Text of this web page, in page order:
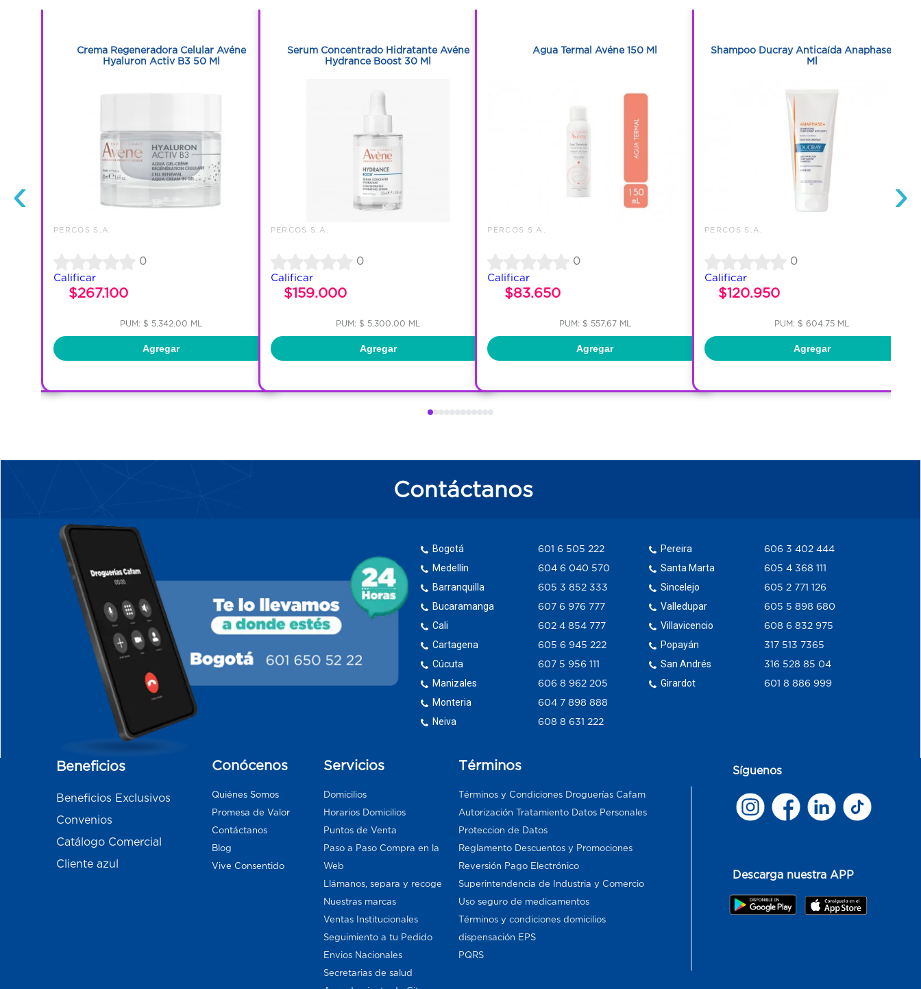
‹
Crema Regeneradora Celular Avéne
Hyaluron Activ B3 50 Ml
PERCOS S.A.
0
Calificar
$267.100
PUM: $ 5,342.00 ML
Agregar
Serum Concentrado Hidratante Avéne
Hydrance Boost 30 Ml
PERCOS S.A.
0
Calificar
$159.000
PUM: $ 5,300.00 ML
Agregar
Agua Termal Avéne 150 Ml
PERCOS S.A.
0
Calificar
$83.650
PUM: $ 557.67 ML
Agregar
Shampoo Ducray Anticaída Anaphase 200
Ml
PERCOS S.A.
0
Calificar
$120.950
PUM: $ 604.75 ML
Agregar
›
Contáctanos
Bogotá
Medellín
Barranquilla
Bucaramanga
Cali
Cartagena
Cúcuta
Manizales
Monteria
Neiva
601 6 505 222
604 6 040 570
605 3 852 333
607 6 976 777
602 4 854 777
605 6 945 222
607 5 956 111
606 8 962 205
604 7 898 888
608 8 631 222
Pereira
Santa Marta
Sincelejo
Valledupar
Villavicencio
Popayán
San Andrés
Girardot
606 3 402 444
605 4 368 111
605 2 771 126
605 5 898 680
608 6 832 975
317 513 7365
316 528 85 04
601 8 886 999
Beneficios
Beneficios Exclusivos
Convenios
Catálogo Comercial
Cliente azul
Conócenos
Quiénes Somos
Promesa de Valor
Contáctanos
Blog
Vive Consentido
Servicios
Domicilios
Horarios Domicilios
Puntos de Venta
Paso a Paso Compra en la
Web
Llámanos, separa y recoge
Nuestras marcas
Ventas Institucionales
Seguimiento a tu Pedido
Envios Nacionales
Secretarias de salud
Términos
Términos y Condiciones Droguerías Cafam
Autorización Tratamiento Datos Personales
Proteccion de Datos
Reglamento Descuentos y Promociones
Reversión Pago Electrónico
Superintendencia de Industria y Comercio
Uso seguro de medicamentos
Términos y condiciones domicilios
dispensación EPS
PQRS
Síguenos
Descarga nuestra APP